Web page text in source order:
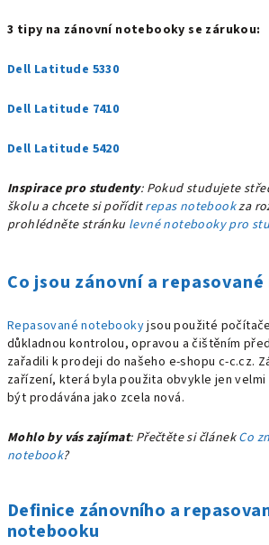
3 tipy na zánovní notebooky se zárukou:
Dell Latitude 5330
Dell Latitude 7410
Dell Latitude 5420
Inspirace pro studenty: Pokud studujete
školu a chcete si poříditrepas notebookza
prohlédněte stránku levné notebooky pro
Co jsou zánovní a
Repasované notebookyjsou použité
důkladnou kontrolou, opravou a čištěním
zařadili k prodeji do našeho e-shopu c-c.cz.
zařízení, která byla použita obvykle jen
být prodávána jako zcela nová.
Mohlo by vás zajímat: Přečtěte si článekCo
notebook?
Definice zánovního a
notebooku